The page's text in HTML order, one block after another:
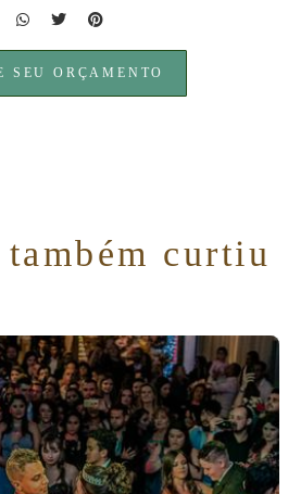
SEU ORÇAMENTO
curtiu